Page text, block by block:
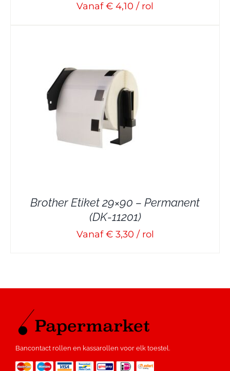
Vanaf € 4,10 / rol
Brother Etiket 29×90 – Permanent
(DK-11201)
Vanaf € 3,30 / rol
Bancontact rollen en kassarollen voor elk toestel.